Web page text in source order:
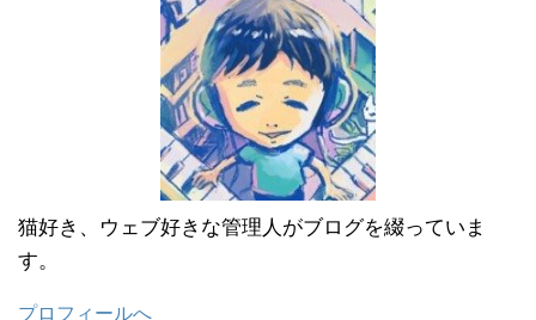
猫好き、ウェブ好きな管理人がブログを綴っていま
す。
プロフィールへ